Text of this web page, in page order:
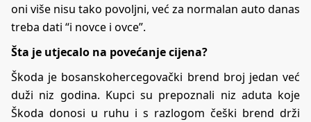
oni više nisu tako povoljni, već za normalan auto danas
treba dati “i novce i ovce”.
Šta je utjecalo na povećanje cijena?
Škoda je bosanskohercegovački brend broj jedan već
duži niz godina. Kupci su prepoznali niz aduta koje
Škoda donosi u ruhu i s razlogom češki brend drži